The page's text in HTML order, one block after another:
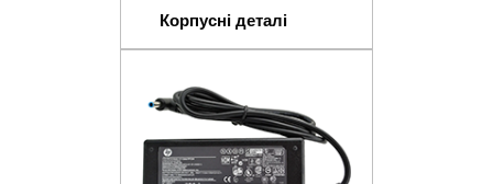
Корпусні деталі